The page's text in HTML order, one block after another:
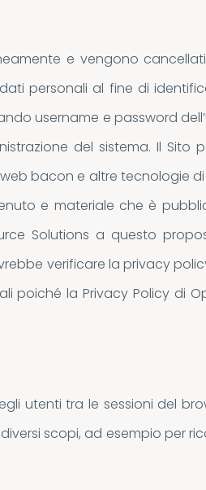
e vengono
personali al fine di
username e password
del sistema. Il
bacon e altre tecnologie
e materiale che è
Solutions a questo
verificare la privacy
la Privacy Policy di
utenti tra le sessioni del
scopi, ad esempio per